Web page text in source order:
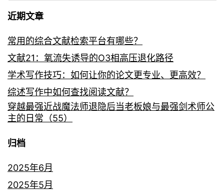
近期文章
常用的综合文献检索平台有哪些？
文献21：氧流失诱导的O3相高压退化路径
学术写作技巧：如何让你的论文更专业、更高效？
综述写作中如何查找阅读文献？
穿越最强近战魔法师退隐后当老板娘与最强剑术师公
主的日常（55）
归档
2025年6月
2025年5月